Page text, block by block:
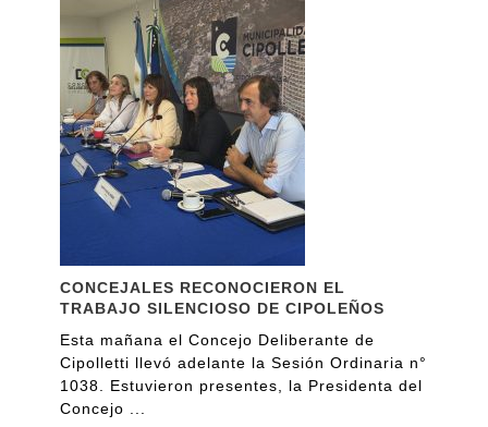
CONCEJALES RECONOCIERON EL
TRABAJO SILENCIOSO DE CIPOLEÑOS
Esta mañana el Concejo Deliberante de
Cipolletti llevó adelante la Sesión Ordinaria n°
1038. Estuvieron presentes, la Presidenta del
Concejo ...